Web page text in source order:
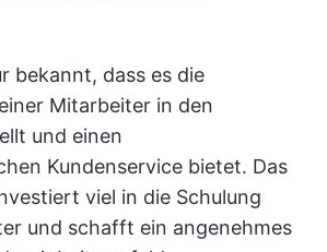
bekannt, dass es die
Mitarbeiter in den
und einen
Kundenservice bietet. Das
viel in die Schulung
und schafft ein angenehmes